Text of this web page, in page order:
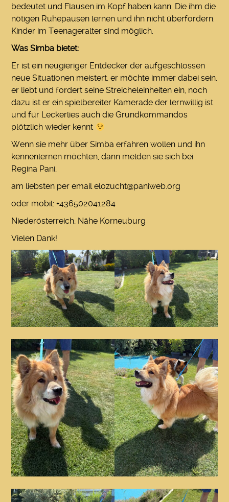
bedeutet und Flausen im Kopf haben kann. Die ihm die
nötigen Ruhepausen lernen und ihn nicht überfordern.
Kinder im Teenageralter sind möglich.
Was Simba bietet:
Er ist ein neugieriger Entdecker der aufgeschlossen
neue Situationen meistert, er möchte immer dabei sein,
er liebt und fordert seine Streicheleinheiten ein, noch
dazu ist er ein spielbereiter Kamerade der lernwillig ist
und für Leckerlies auch die Grundkommandos
plötzlich wieder kennt
Wenn sie mehr über Simba erfahren wollen und ihn
kennenlernen möchten, dann melden sie sich bei
Regina Pani,
am liebsten per emailelozucht@paniweb.org
oder mobil: +436502041284
Niederösterreich, Nähe Korneuburg
Vielen Dank!